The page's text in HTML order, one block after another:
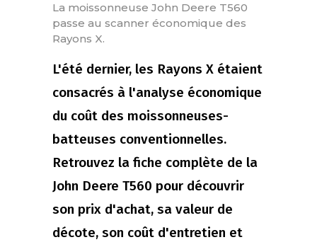
La moissonneuse John Deere T560
passe au scanner économique des
Rayons X.
L'été dernier, les Rayons X étaient
consacrés à l'analyse économique
du coût des moissonneuses-
batteuses conventionnelles.
Retrouvez la fiche complète de la
John Deere T560 pour découvrir
son prix d'achat, sa valeur de
décote, son coût d'entretien et